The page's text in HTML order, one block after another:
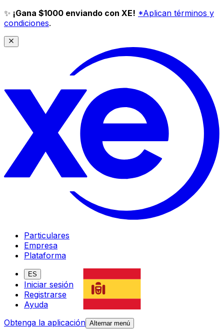
✨ ¡Gana $1000 enviando con XE! *Aplican términos y
condiciones.
Particulares
Empresa
Plataforma
ES
Iniciar sesión
Registrarse
Ayuda
Obtenga la aplicación Alternar menú